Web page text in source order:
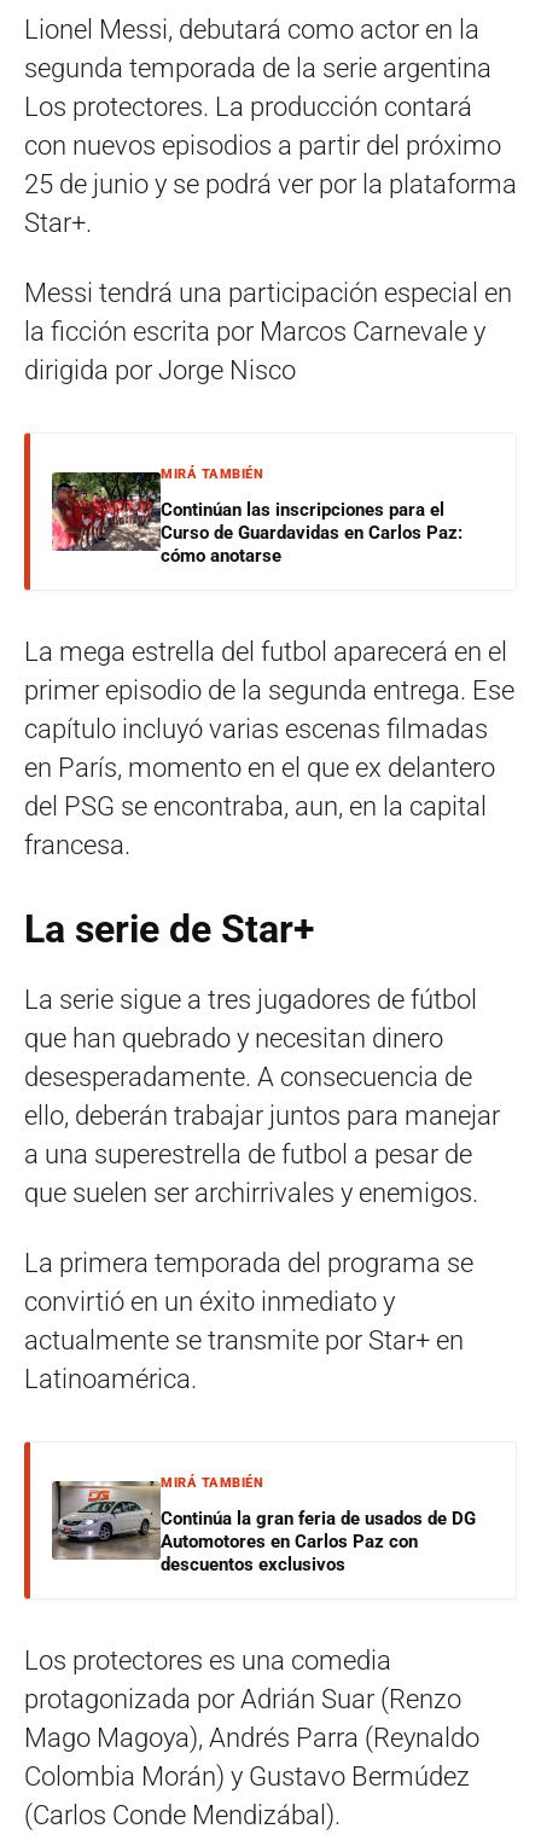
Lionel Messi, debutará como actor en la
segunda temporada de la serie argentina
Los protectores. La producción contará
con nuevos episodios a partir del próximo
25 de junio y se podrá ver por la plataforma
Star+.
Messi tendrá una participación especial en
la ficción escrita por Marcos Carnevale y
dirigida por Jorge Nisco
MIRÁ TAMBIÉN
Continúan las inscripciones para el
Curso de Guardavidas en Carlos Paz:
cómo anotarse
La mega estrella del futbol aparecerá en el
primer episodio de la segunda entrega. Ese
capítulo incluyó varias escenas filmadas
en París, momento en el que ex delantero
del PSG se encontraba, aun, en la capital
francesa.
La serie de Star+
La serie sigue a tres jugadores de fútbol
que han quebrado y necesitan dinero
desesperadamente. A consecuencia de
ello, deberán trabajar juntos para manejar
a una superestrella de futbol a pesar de
que suelen ser archirrivales y enemigos.
La primera temporada del programa se
convirtió en un éxito inmediato y
actualmente se transmite por Star+ en
Latinoamérica.
MIRÁ TAMBIÉN
Continúa la gran feria de usados de DG
Automotores en Carlos Paz con
descuentos exclusivos
Los protectores es una comedia
protagonizada por Adrián Suar (Renzo
Mago Magoya), Andrés Parra (Reynaldo
Colombia Morán) y Gustavo Bermúdez
(Carlos Conde Mendizábal).